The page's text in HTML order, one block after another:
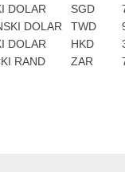
DOLAR SGD
DOLAR TWD
DOLAR HKD
RAND ZAR